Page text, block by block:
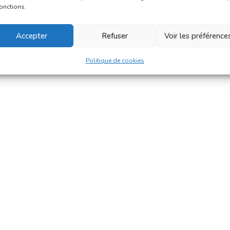
Accepter Refuser Voir les
Politique de cookies